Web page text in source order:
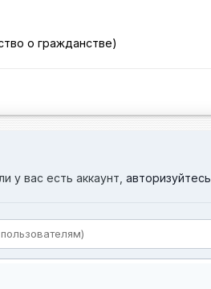
о гражданстве)
у вас есть аккаунт, авторизуйтесь